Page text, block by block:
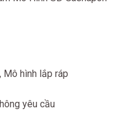
Mô hình lắp ráp
yêu cầu